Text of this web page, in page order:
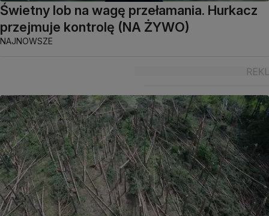
Świetny lob na wagę przełamania. Hurkacz
przejmuje kontrolę (NA ŻYWO)
NAJNOWSZE